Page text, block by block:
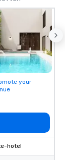
your
hotel